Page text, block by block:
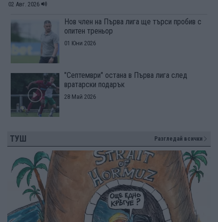
02 Авг. 2026
Нов член на Първа лига ще търси пробив с
опитен треньор
01 Юни 2026
"Септември" остана в Първа лига след
вратарски подарък
28 Май 2026
ТУШ Разгледай всички